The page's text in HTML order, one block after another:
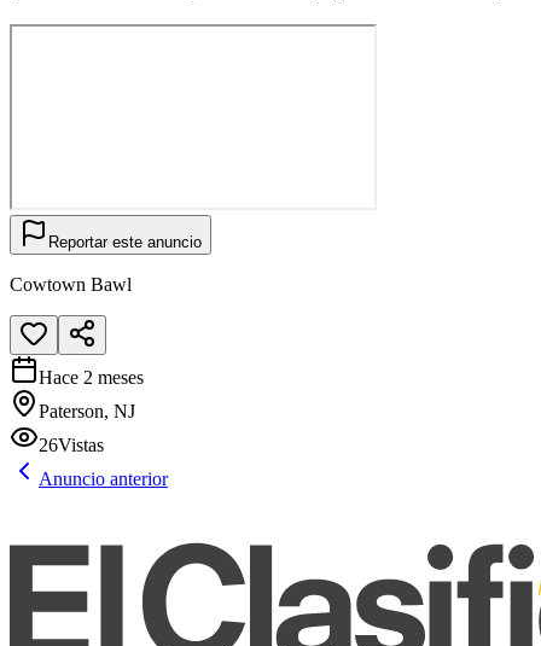
Reportar este anuncio
Cowtown Bawl
Hace 2 meses
Paterson, NJ
26Vistas
Anuncio anterior